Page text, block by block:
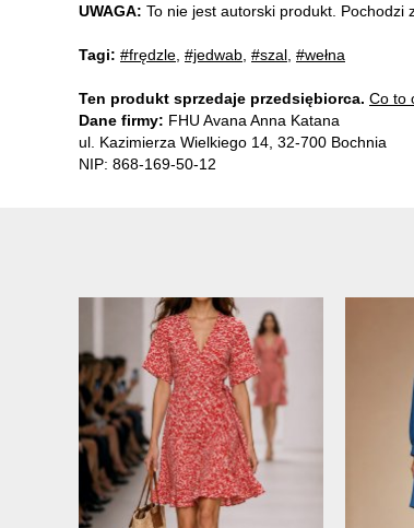
UWAGA: To nie jest autorski produkt. Pochodzi
Tagi: #frędzle #jedwab #szal #wełna
Ten produkt sprzedaje przedsiębiorca. Co to
Dane firmy: FHU Avana Anna Katana
ul. Kazimierza Wielkiego 14, 32-700 Bochnia
NIP: 868-169-50-12